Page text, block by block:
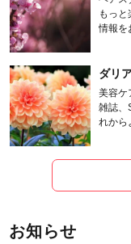
もっ
情報を
ダリ
美容ケ
雑誌、
れから
お知らせ